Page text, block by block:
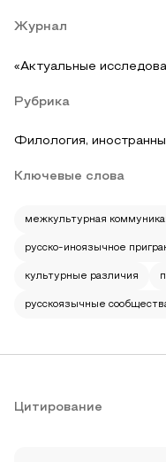
Журнал
«Актуальные
Рубрика
Филология,
Ключевые слова
межкультурная
русско-иноязычное
культурные различия
русскоязычные
Цитирование